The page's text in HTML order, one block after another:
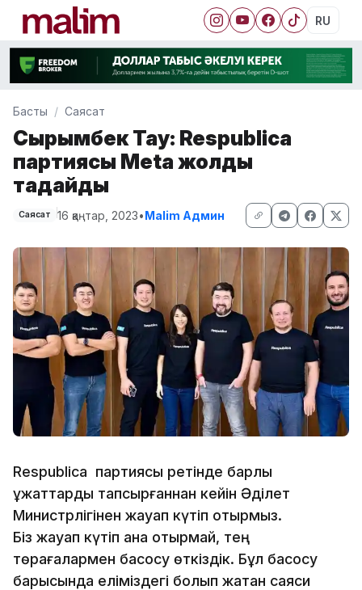
RU
Басты Саясат
Сырымбек Тау: Respublica
партиясы Meta жолды
таңдайды
Саясат 16 қаңтар, 2023•Malim Админ
Respublica партиясы ретінде барлық
құжаттарды тапсырғаннан кейін Әділет
Министрлігінен жауап күтіп отырмыз.
Біз жауап күтіп қана отырмай, тең
төрағалармен басқосу өткіздік. Бұл басқосу
барысында еліміздегі болып жатқан саяси